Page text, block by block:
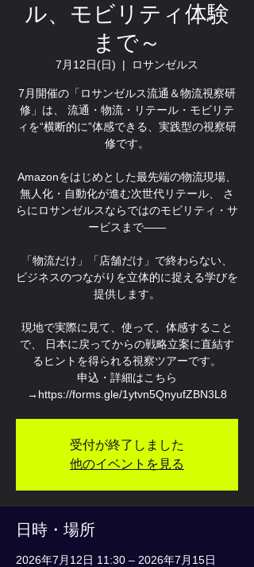
ル、モビリティ体験
まで～
7月12日(日)
  |
ロサンゼルス
7月開催の「ロサンゼルス流通＆物流視察研
修」は、 流通・物流・リテール・モビリテ
ィを“横断的に”体感できる、実践型の視察研
修です。
Amazonをはじめとした最先端の物流現場、
無人化・自動化が進む次世代リテール、 さ
らにロサンゼルスならではのモビリティ・サ
ービスまで――
「物流だけ」「店舗だけ」で終わらない、
ビジネスのつながりを立体的に捉える学びを
提供します。
現地で実際に見て、使って、体感すること
で、 日本に戻ってからの戦略立案に直結す
るヒントを得られる視察ツアーです。
申込・詳細はこちら
→https://forms.gle/1ytvn5QnyufZBN3L8
受付が終了しました
他のイベントを見る
日時・場所
2026年7月12日 11:30 – 2026年7月15日